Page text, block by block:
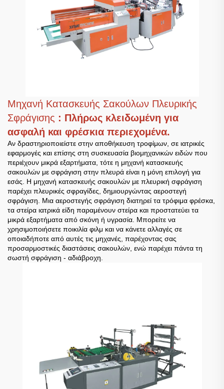
Μηχανή Κατασκευής Σακούλων Πλευρικής
Σφράγισης : Πλήρως κλειδωμένη για
ασφαλή και φρέσκια περιεχομένα.
Αν δραστηριοποιείστε στην αποθήκευση τροφίμων, σε ιατρικές
εφαρμογές και επίσης στη συσκευασία βιομηχανικών ειδών που
περιέχουν μικρά εξαρτήματα, τότε η μηχανή κατασκευής
σακουλών με σφράγιση στην πλευρά είναι η μόνη επιλογή για
εσάς. Η μηχανή κατασκευής σακουλών με πλευρική σφράγιση
παρέχει πλευρικές σφραγίδες, δημιουργώντας αεροστεγή
σφράγιση. Μια αεροστεγής σφράγιση διατηρεί τα τρόφιμα φρέσκα,
τα στείρα ιατρικά είδη παραμένουν στείρα και προστατεύει τα
μικρά εξαρτήματα από σκόνη ή υγρασία. Μπορείτε να
χρησιμοποιήσετε ποικιλία φιλμ και να κάνετε αλλαγές σε
οποιαδήποτε από αυτές τις μηχανές, παρέχοντας σας
προσαρμοστικές διαστάσεις σακουλών, ενώ παρέχει πάντα τη
σωστή σφράγιση - αδιάβροχη.